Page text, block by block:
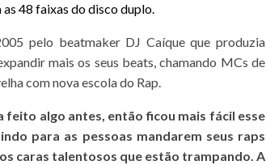
48 faixas do disco duplo.
pelo beatmaker DJ Caíque que produzia
mais os seus beats, chamando MCs de
com nova escola do Rap.
feito algo antes, então ficou mais fácil esse
para as pessoas mandarem seus raps
caras talentosos que estão trampando. A